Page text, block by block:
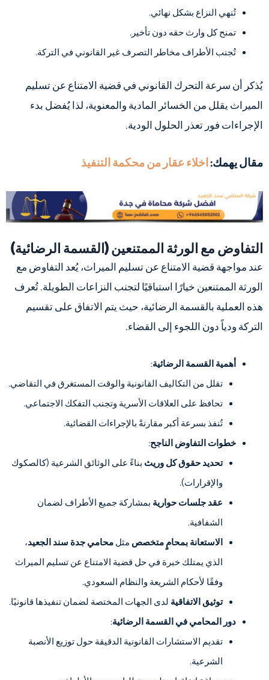
تُنهي النزاع بشكل نهائي.
تمنح كل وارث حقه دون تأخير.
تُجنب الأطراف مخاطر التصرف غير القانوني في التركة.
يُذكر أن سرعة التحرك القانوني في قضية الامتناع عن تسليم
الميراث يقلل من الخسائر المادية والمعنوية، لذا يُفضل بدء
الإجراءات فور تعذر الحلول الودية.
مقال يهمك: اخلاء عقار من محكمة التنفيذ
التفاوض مع الورثة الممتنعين (القسمة الرضائية)
عند مواجهة قضية الامتناع عن تسليم الميراث، يُعد التفاوض مع
الورثة الممتنعين خيارًا استباقيًا لتجنب النزاعات الطويلة. تُعرف
هذه العملية بالقسمة الرضائية، حيث يتم الاتفاق على تقسيم
التركة ودياً دون اللجوء إلى القضاء.
أهمية القسمة الرضائية:
تقلل من التكاليف القانونية والوقت المستغرق في التقاضي.
تحافظ على العلاقات الأسرية وتجنب التفكك الاجتماعي.
تُنفذ بسرعة أكبر مقارنةً بالإجراءات القضائية.
خطوات التفاوض الناجح:
تحديد حقوق كل وريث بناءً على الوثائق الشرعية (كالصكوك
والإقرارات).
عقد جلسات حوارية بمشاركة جميع الأطراف لضمان
الشفافية.
الاستعانة بمحامٍ متخصص مثلمحامي جدة سند الجعيد،
الذي يمتلك خبرة في حل قضية الامتناع عن تسليم الميراث
وفقًا لأحكام الشريعة والنظام السعودي.
توثيق الاتفاقية لدى الجهات المختصة لضمان تنفيذها قانونيًا.
دور المحامي في القسمة الرضائية:
تقديم الاستشارات القانونية الدقيقة حول توزيع الأنصبة
الشرعية.